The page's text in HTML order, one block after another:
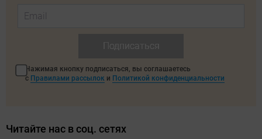
Нажимая кнопку подписаться, вы соглашаетесь
с Правилами рассылок и Политикой конфиденциальности
Читайте нас в соц. сетях